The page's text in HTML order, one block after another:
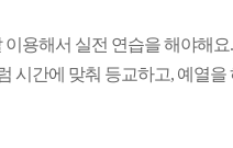
용해서 실전 연습을 해야해요.
시간에 맞춰 등교하고, 예열을